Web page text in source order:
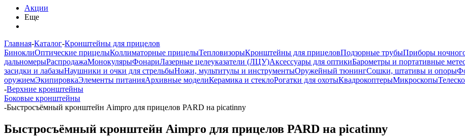
Акции
Еще
Главная-Каталог-Кронштейны для прицелов
БиноклиОптические прицелыКоллиматорные прицелыТепловизорыКронштейны для прицеловПодзорные трубыПриборы
дальномерыРаспродажаМонокулярыФонариЛазерные целеуказатели (ЛЦУ)Аксессуары для оптикиБарометры и портативные
засидки и лабазыНаушники и очки для стрельбыНожи, мультитулы и инструментыОружейный тюнингСошки, штативы и опоры
оружиемЭкипировкаЭлементы питанияАрхивные моделиКерамика и стеклоРогатки для охотыКвадрокоптерыМикроскопы
-Верхние кронштейны
Боковые кронштейны
-Быстросъёмный кронштейн Aimpro для прицелов PARD на picatinny
Быстросъёмный кронштейн Aimpro для прицелов PARD на picatinny